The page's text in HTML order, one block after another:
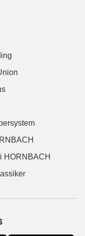
HORNBACH